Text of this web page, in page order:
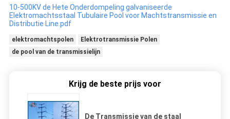
10-500KV de Hete Onderdompeling galvaniseerde
Elektromachtsstaal Tubulaire Pool voor Machtstransmissie en
Distributie Line.pdf
elektromachtspolen
Elektrotransmissie Polen
de pool van de transmissielijn
Krijg de beste prijs voor
De Transmissie van de staal